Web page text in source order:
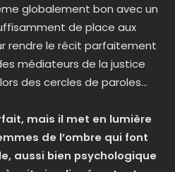
globalement bon avec un
de place aux
rendre le récit parfaitement
médiateurs de la justice
des cercles de paroles…
mais il met en lumière
de l’ombre qui font
aussi bien psychologique